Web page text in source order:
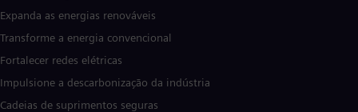
Expanda as energias renováveis
Transforme a energia convencional
Fortalecer redes elétricas
Impulsione a descarbonização da indústria
Cadeias de suprimentos seguras